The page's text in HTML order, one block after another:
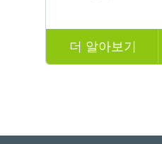
더 알아보기